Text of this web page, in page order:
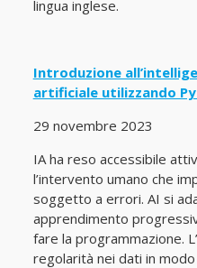
lingua inglese.
Introduzione
artificiale utilizzando
29 novembre 2023
IA ha reso accessibile
l’intervento umano che
soggetto a errori. AI si
apprendimento
fare la programmazione.
regolarità nei dati in modo